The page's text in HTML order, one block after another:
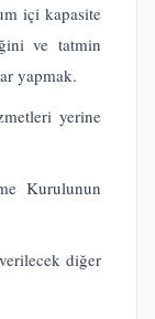
içi kapasite
ve tatmin
yapmak.
yerine
Kurulunun
diğer